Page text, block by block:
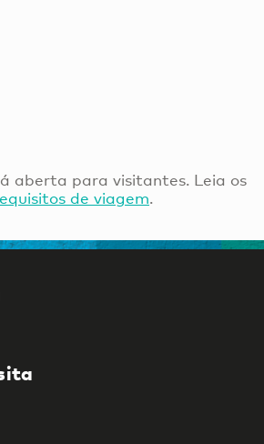
aberta para visitantes. Leia os
de viagem.